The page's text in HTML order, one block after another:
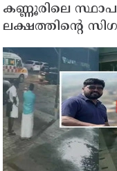
കണ്ണൂരിലെ
ലക്ഷത്തിന്റെ
സ്വദേശിയായ
തെങ്കാശിയിൽ